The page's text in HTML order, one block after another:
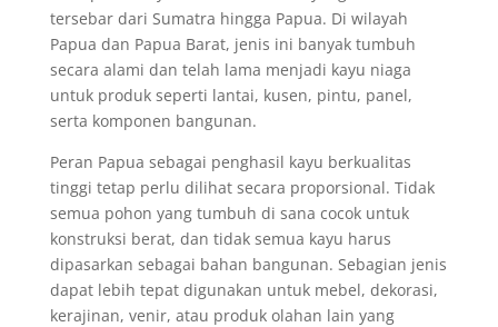
tersebar dari Sumatra hingga Papua. Di wilayah
Papua dan Papua Barat, jenis ini banyak tumbuh
secara alami dan telah lama menjadi kayu niaga
untuk produk seperti lantai, kusen, pintu, panel,
serta komponen bangunan.
Peran Papua sebagai penghasil kayu berkualitas
tinggi tetap perlu dilihat secara proporsional. Tidak
semua pohon yang tumbuh di sana cocok untuk
konstruksi berat, dan tidak semua kayu harus
dipasarkan sebagai bahan bangunan. Sebagian jenis
dapat lebih tepat digunakan untuk mebel, dekorasi,
kerajinan, venir, atau produk olahan lain yang